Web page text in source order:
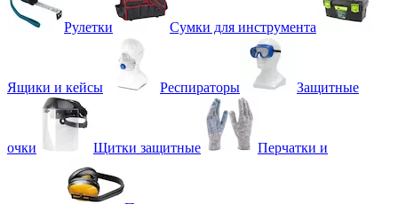
Рулетки Сумки для инструмента
Ящики и кейсы Респираторы Защитные
очки Щитки защитные Перчатки и